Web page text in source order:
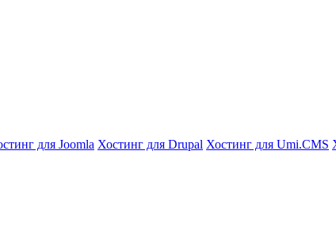
для Joomla Хостинг для Drupal Хостинг для Umi.CMS